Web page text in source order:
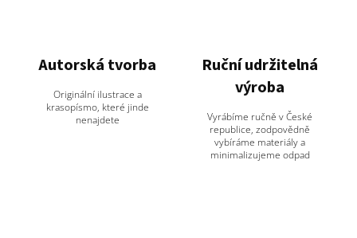
Autorská tvorba
Originální ilustrace a
krasopísmo, které jinde
nenajdete
Ruční udržitelná
výroba
Vyrábíme ručně v České
republice, zodpovědně
vybíráme materiály a
minimalizujeme odpad